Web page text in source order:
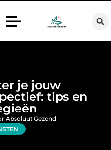
je jouw
tips en
Absoluut Gezond